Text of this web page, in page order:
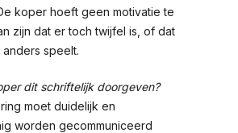
koper hoeft geen motivatie te
zijn dat er toch twijfel is, of dat
speelt.
dit schriftelijk doorgeven?
moet duidelijk en
worden gecommuniceerd